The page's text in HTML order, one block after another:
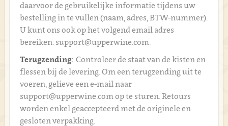
daarvoor de gebruikelijke informatie tijdens uw
bestelling in te vullen (naam, adres, BTW-nummer).
U kunt ons ook op het volgend email adres
bereiken: support@upperwine.com.
Terugzending: Controleer de staat van de kisten en
flessen bij de levering. Om een terugzending uit te
voeren, gelieve een e-mail naar
support@upperwine.com op te sturen. Retours
worden enkel geaccepteerd met de originele en
gesloten verpakking.